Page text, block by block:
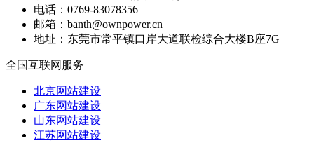
电话： 0769-83078356
邮箱： banth@ownpower.cn
地址： 东莞市常平镇口岸大道联检综合大楼B座7G
全国互联网服务
北京网站建设
广东网站建设
山东网站建设
江苏网站建设